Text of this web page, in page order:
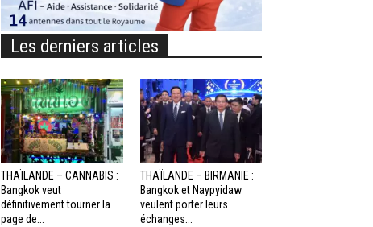
Les derniers articles
THAÏLANDE – CANNABIS :
Bangkok veut
définitivement tourner la
page de...
THAÏLANDE – BIRMANIE :
Bangkok et Naypyidaw
veulent porter leurs
échanges...